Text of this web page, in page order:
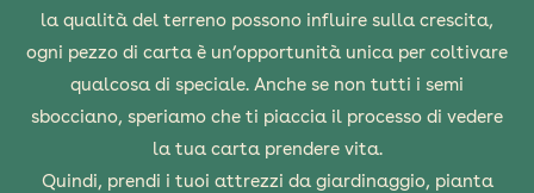
la qualità del terreno possono influire sulla crescita,
ogni pezzo di carta è un’opportunità unica per coltivare
qualcosa di speciale. Anche se non tutti i semi
sbocciano, speriamo che ti piaccia il processo di vedere
la tua carta prendere vita.
Quindi, prendi i tuoi attrezzi da giardinaggio, pianta